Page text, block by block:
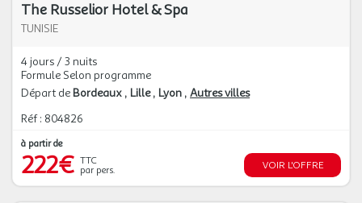
The Russelior Hotel & Spa
TUNISIE
4 jours / 3 nuits
Formule Selon programme
Départ de Bordeaux Lille Lyon Autres villes
Réf : 804826
à partir de
222€ TTC
par pers.
VOIR L'OFFRE